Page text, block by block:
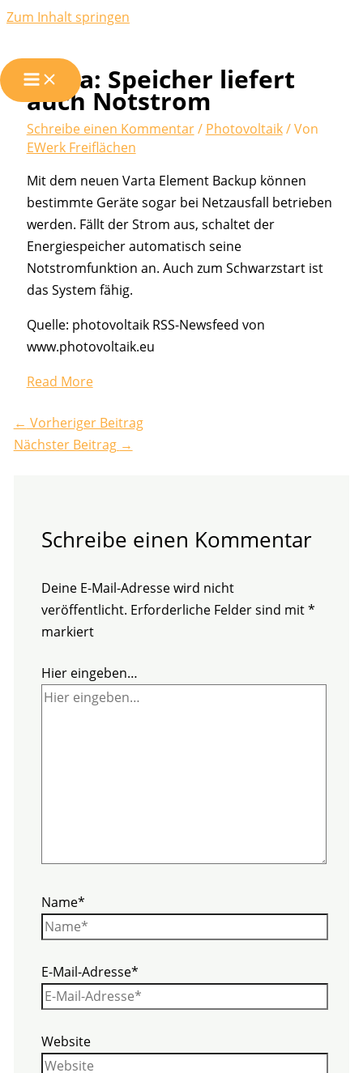
Zum Inhalt springen
Varta: Speicher liefert
auch Notstrom
Schreibe einen Kommentar/ Photovoltaik/ Von
EWerk Freiflächen
Mit dem neuen Varta Element Backup können
bestimmte Geräte sogar bei Netzausfall betrieben
werden. Fällt der Strom aus, schaltet der
Energiespeicher automatisch seine
Notstromfunktion an. Auch zum Schwarzstart ist
das System fähig.
Quelle: photovoltaik RSS-Newsfeed von
www.photovoltaik.eu
Read More
← Vorheriger Beitrag
Nächster Beitrag →
Schreibe einen Kommentar
Deine E-Mail-Adresse wird nicht
veröffentlicht. Erforderliche Felder sind mit*
markiert
Hier eingeben…
Name*
E-Mail-Adresse*
Website